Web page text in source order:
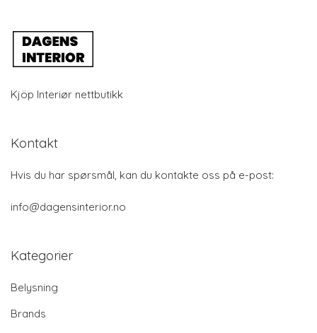
Kjöp Interiør nettbutikk
Kontakt
Hvis du har spørsmål, kan du kontakte oss på e-post:
info@dagensinterior.no
Kategorier
Belysning
Brands